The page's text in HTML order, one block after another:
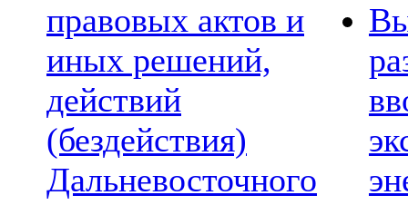
правовых актов и
иных решений,
действий
(бездействия)
Дальневосточного